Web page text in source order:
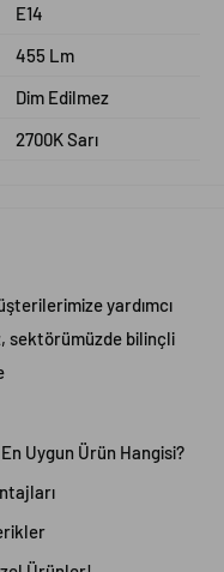
E14
455 Lm
Dim Edilmez
2700K Sarı
yardımcı
sektörümüzde bilinçli
Uygun Ürün Hangisi?